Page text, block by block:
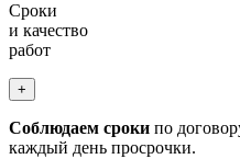
Сроки
и качество
работ
+
Соблюдаем сроки по
каждый день просрочки.